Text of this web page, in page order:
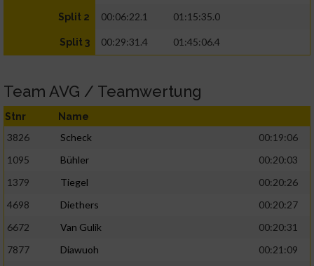
Split 2 00:06:22.1 01:15:35.0
Split 3 00:29:31.4 01:45:06.4
Team AVG / Teamwertung
Stnr Name
3826 Scheck
00:19:06
1095
Bühler
00:20:03
1379
Tiegel
00:20:26
4698
Diethers
00:20:27
6672
Van Gulik
00:20:31
7877
Diawuoh
00:21:09